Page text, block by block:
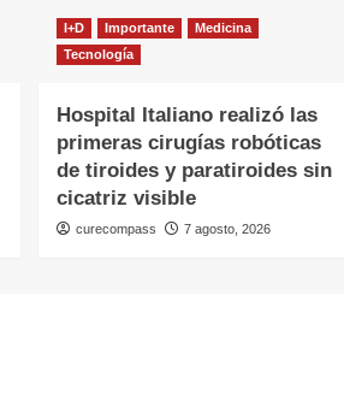
I+D Importante
Medicina
Tecnología
Hospital Italiano realizó las
primeras cirugías robóticas
de tiroides y paratiroides sin
cicatriz visible
curecompass 7 agosto, 2026